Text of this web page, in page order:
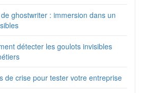
ghostwriter : immersion dans un
détecter les goulots invisibles
de crise pour tester votre entreprise